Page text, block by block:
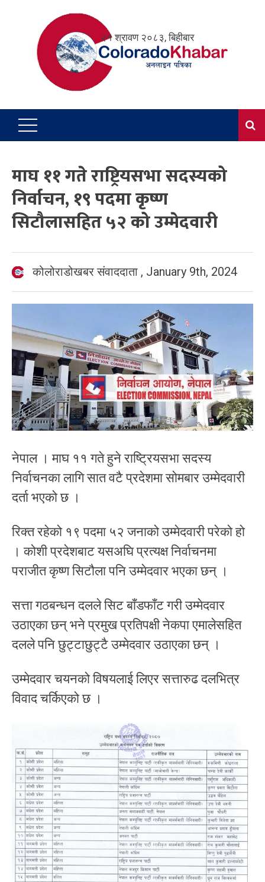
२१ श्रावण २०८३, बिहीबार
माघ ११ गते राष्ट्रियसभा सदस्यको
निर्वाचन, १९ पदमा कृष्ण
सिटौलासहित ५२ को उम्मेदवारी
कोलोराडोखबर संवाददाता , January 9th, 2024
नेपाल । माघ ११ गते हुने राष्ट्रियसभा सदस्य
निर्वाचनका लागि सात वटै प्रदेशमा सोमबार उम्मेदवारी
दर्ता भएको छ ।
रिक्त रहेको १९ पदमा ५२ जनाको उम्मेदवारी परेको हो
। कोशी प्रदेशबाट यसअघि प्रत्यक्ष निर्वाचनमा
पराजीत कृष्ण सिटौला पनि उम्मेदवार भएका छन् ।
सत्ता गठबन्धन दलले सिट बाँडफाँट गरी उम्मेदवार
उठाएका छन् भने प्रमुख प्रतिपक्षी नेकपा एमालेसहित
दलले पनि छुट्टाछुट्टै उम्मेदवार उठाएका छन् ।
उम्मेदवार चयनको विषयलाई लिएर सत्तारुढ दलभित्र
विवाद चर्किएको छ ।